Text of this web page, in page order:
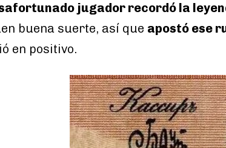
jugador recordó la
buena suerte, así que apostó ese
en positivo.